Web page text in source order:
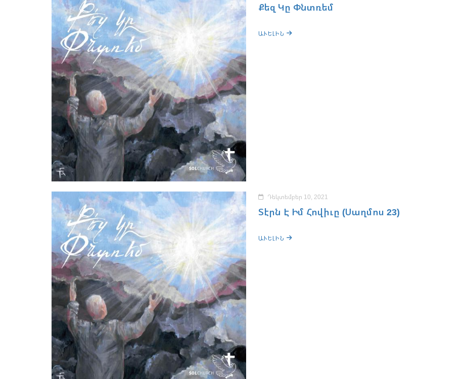
Քեզ Կը Փնտռեմ
ԱՒԵԼԻՆ
Դեկտեմբեր 10, 2021
Տէրն Է Իմ Հովիւը (Սաղմոս 23)
ԱՒԵԼԻՆ